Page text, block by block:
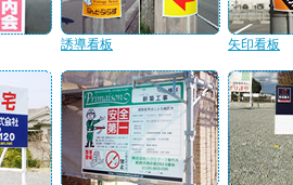
誘導看板 矢印看板